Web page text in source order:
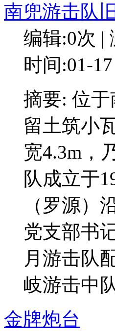
南兜游击队
编辑:0次 |
时间:01-
摘要: 位
留土筑小
宽4.3m，
队成立于
（罗源）
党支部书
月游击队
岐游击中队
金牌炮台